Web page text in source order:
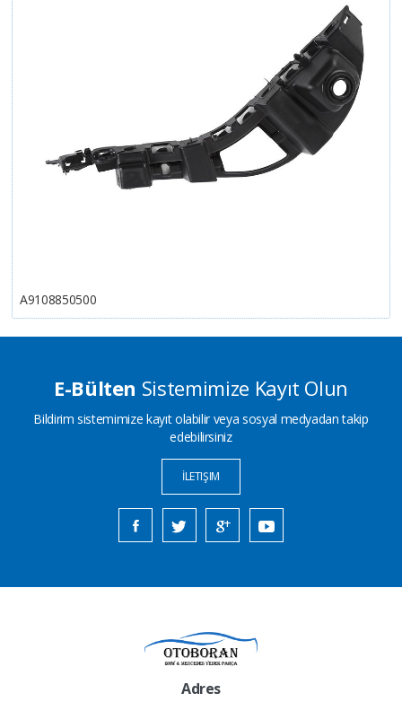
A9108850500
E-Bülten Sistemimize Kayıt Olun
Bildirim sistemimize kayıt olabilir veya sosyal medyadan takip
edebilirsiniz
İLETIŞIM
Adres